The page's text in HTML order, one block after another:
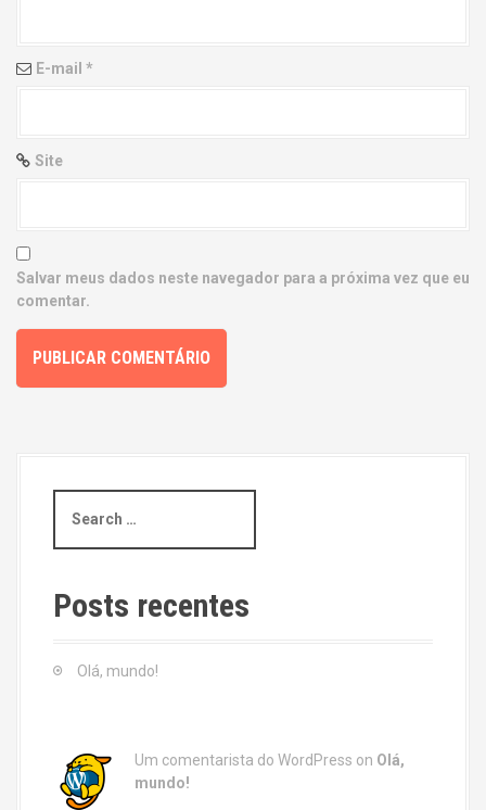
n E-mail *
Site
Salvar meus dados neste navegador para a próxima vez que eu
comentar.
a
c
h
Posts recentes
Olá, mundo!
Um comentarista do WordPress on Olá,
mundo!